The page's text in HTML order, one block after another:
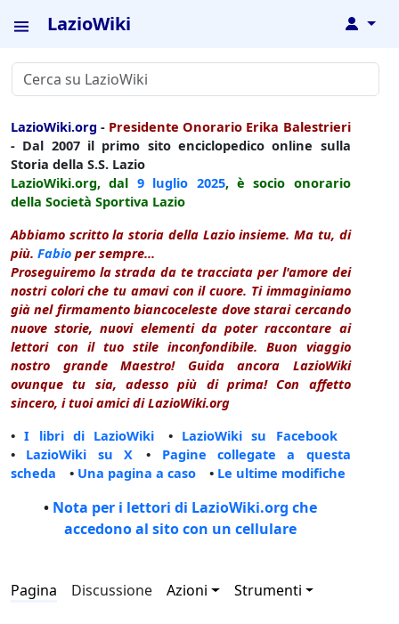
LazioWiki ↓
LazioWiki.org - Presidente Onorario Erika Balestrieri
- Dal 2007 il primo sito enciclopedico online sulla
Storia della S.S. Lazio
LazioWiki.org, dal 9 luglio 2025, è socio onorario
della Società Sportiva Lazio
Abbiamo scritto la storia della Lazio insieme. Ma tu, di
più. Fabio per sempre...
Proseguiremo la strada da te tracciata per l'amore dei
nostri colori che tu amavi con il cuore. Ti immaginiamo
già nel firmamento biancoceleste dove starai cercando
nuove storie, nuovi elementi da poter raccontare ai
lettori con il tuo stile inconfondibile. Buon viaggio
nostro grande Maestro! Guida ancora LazioWiki
ovunque tu sia, adesso più di prima! Con affetto
sincero, i tuoi amici di LazioWiki.org
•I libri di LazioWiki • LazioWiki su Facebook
• LazioWiki su X • Pagine collegate a questa
scheda • Una pagina a caso • Le ultime modifiche
• Nota per i lettori di LazioWiki.org che
accedono al sito con un cellulare
Pagina Discussione Azioni Strumenti